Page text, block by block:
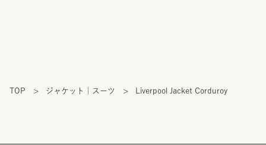
TOP > ジャケット｜スーツ > Liverpool Jacket Corduroy